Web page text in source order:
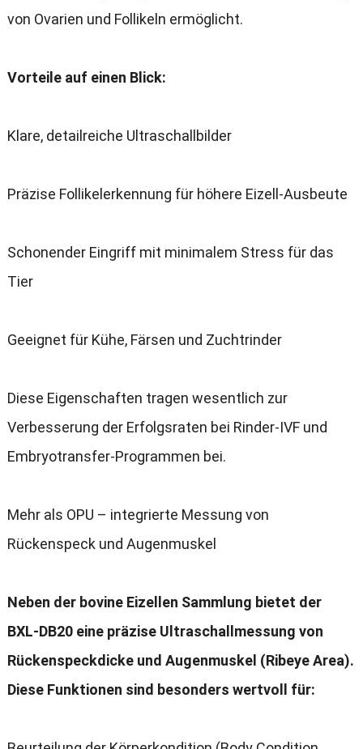
von Ovarien und Follikeln ermöglicht.
Vorteile auf einen Blick:
Klare, detailreiche Ultraschallbilder
Präzise Follikelerkennung für höhere Eizell-Ausbeute
Schonender Eingriff mit minimalem Stress für das
Tier
Geeignet für Kühe, Färsen und Zuchtrinder
Diese Eigenschaften tragen wesentlich zur
Verbesserung der Erfolgsraten bei Rinder-IVF und
Embryotransfer-Programmen bei.
Mehr als OPU – integrierte Messung von
Rückenspeck und Augenmuskel
Neben der bovine Eizellen Sammlung bietet der
BXL-DB20 eine präzise Ultraschallmessung von
Rückenspeckdicke und Augenmuskel (Ribeye Area).
Diese Funktionen sind besonders wertvoll für: